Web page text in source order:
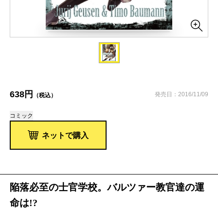
638円 （税込） 発売日：2016/11/09
コミック
ネットで購入
陥落必至の士官学校。バルツァー教官達の運
命は!?